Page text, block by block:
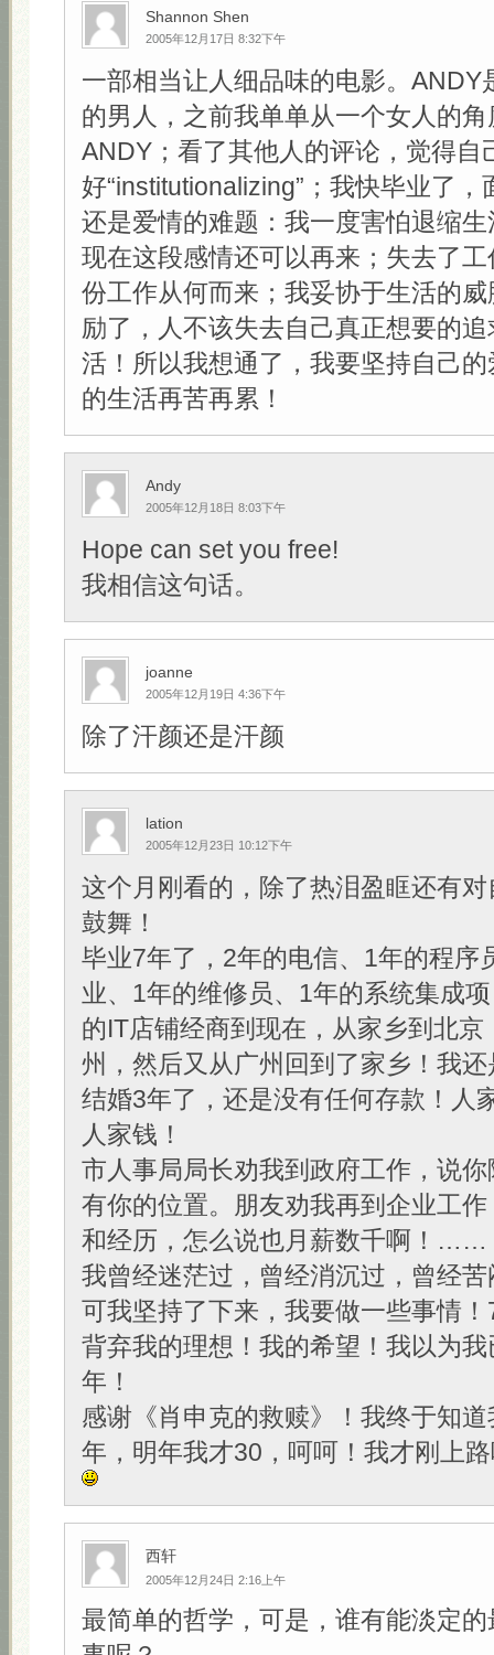
Shannon Shen
2005年12月17日 8:32下午
一部相当让人细品味的电影。ANDY
的男人，之前我单单从一个女人的
ANDY；看了其他人的评论，觉得自
好“institutionalizing”；我快毕业了，
还是爱情的难题：我一度害怕退缩
现在这段感情还可以再来；失去了
份工作从何而来；我妥协于生活的
励了，人不该失去自己真正想要的
活！所以我想通了，我要坚持自己
的生活再苦再累！
Andy
2005年12月18日 8:03下午
Hope can set you free!
我相信这句话。
joanne
2005年12月19日 4:36下午
除了汗颜还是汗颜
lation
2005年12月23日 10:12下午
这个月刚看的，除了热泪盈眶还有
鼓舞！
毕业7年了，2年的电信、1年的程序
业、1年的维修员、1年的系统集成
的IT店铺经商到现在，从家乡到北京
州，然后又从广州回到了家乡！我
结婚3年了，还是没有任何存款！人
人家钱！
市人事局局长劝我到政府工作，说
有你的位置。朋友劝我再到企业工
和经历，怎么说也月薪数千啊！……
我曾经迷茫过，曾经消沉过，曾经
可我坚持了下来，我要做一些事情
背弃我的理想！我的希望！我以为
年！
感谢《肖申克的救赎》！我终于知
年，明年我才30，呵呵！我才刚上
西轩
2005年12月24日 2:16上午
最简单的哲学，可是，谁有能淡定